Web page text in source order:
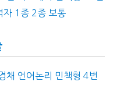
자 1종 2종 보통
채 언어논리 민책형 4번